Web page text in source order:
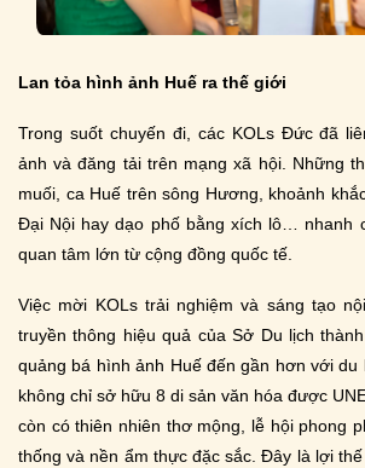
Lan tỏa hình ảnh Huế ra thế giới
Trong suốt chuyến đi, các KOLs Đức đã
ảnh và đăng tải trên mạng xã hội. Những
muối, ca Huế trên sông Hương, khoảnh
Đại Nội hay dạo phố bằng xích lô… nhanh
quan tâm lớn từ cộng đồng quốc tế.
Việc mời KOLs trải nghiệm và sáng tạo
truyền thông hiệu quả của Sở Du lịch
quảng bá hình ảnh Huế đến gần hơn với du
không chỉ sở hữu 8 di sản văn hóa được
còn có thiên nhiên thơ mộng, lễ hội phong
thống và nền ẩm thực đặc sắc. Đây là lợi